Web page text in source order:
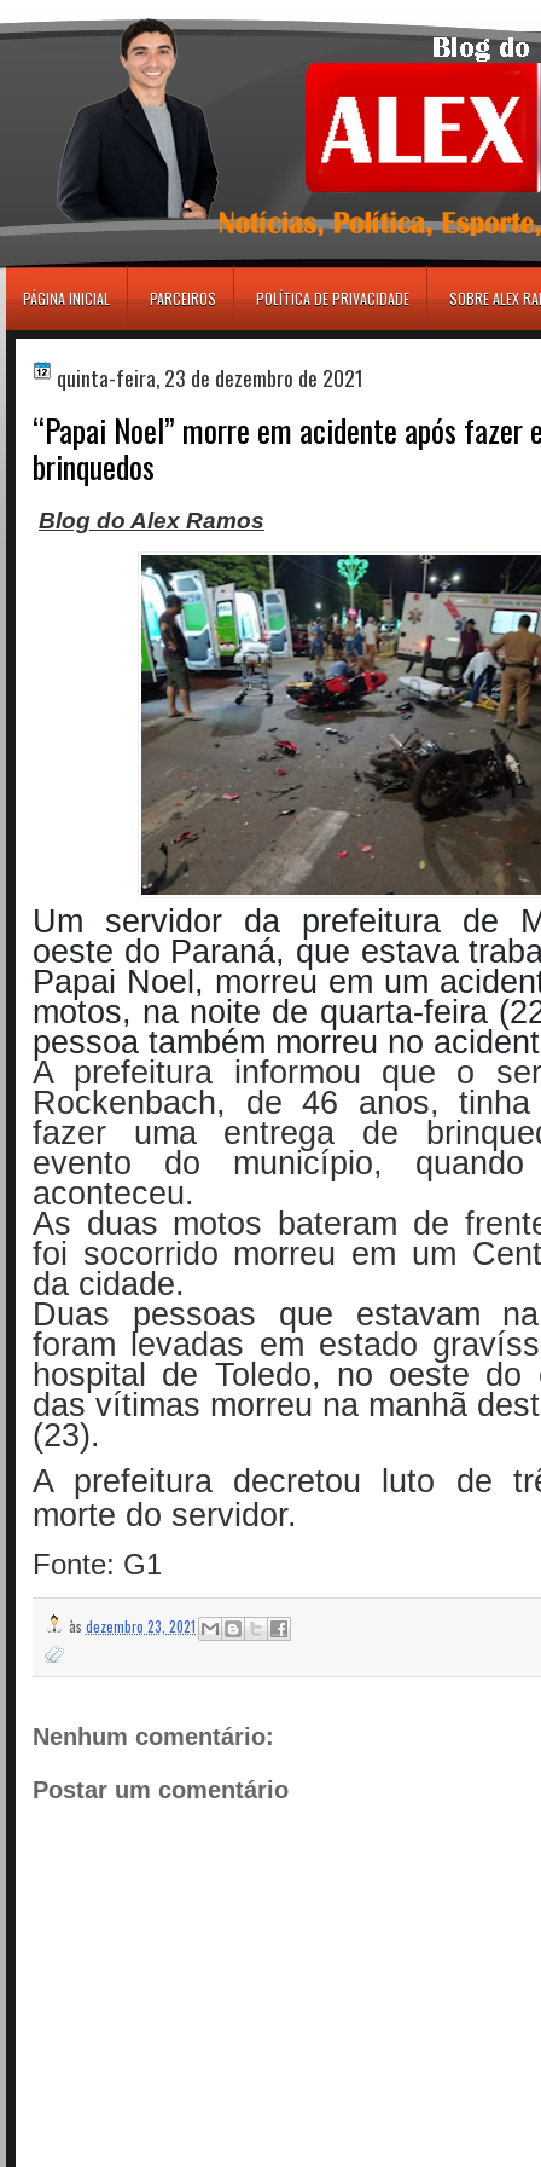
PÁGINA INICIAL PARCEIROS POLÍTICA DE PRIVACIDADE SOBRE ALEX
quinta-feira, 23 de dezembro de 2021
“Papai Noel” morre em acidente após fazer
brinquedos
Blog do Alex Ramos
Um servidor da prefeitura de
oeste do Paraná, que estava
Papai Noel, morreu em um
motos, na noite de quarta-feira
pessoa também morreu no
A prefeitura informou que o
Rockenbach, de 46 anos,
fazer uma entrega de
evento do município,
aconteceu.
As duas motos bateram de
foi socorrido morreu em um
da cidade.
Duas pessoas que estavam
foram levadas em estado
hospital de Toledo, no oeste do
das vítimas morreu na manhã
(23).
A prefeitura decretou luto de
morte do servidor.
Fonte: G1
às dezembro 23, 2021
Nenhum comentário:
Postar um comentário